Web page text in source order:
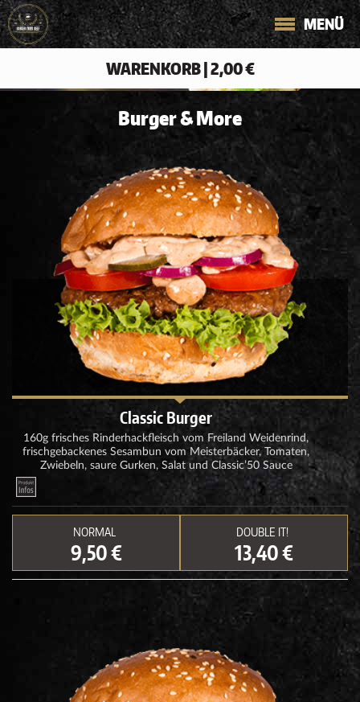
MENÜ
WARENKORB|2,00 €
Burger & More
Classic Burger
160g frisches Rinderhackfleisch vom Freiland Weidenrind,
frischgebackenes Sesambun vom Meisterbäcker, Tomaten,
Zwiebeln, saure Gurken, Salat und Classic’50 Sauce
NORMAL
9,50 €
DOUBLE IT!
13,40 €